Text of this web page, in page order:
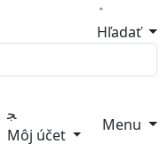
Hľadať
Môj účet
Menu